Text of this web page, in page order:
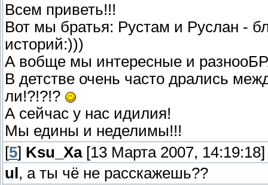
Всем приветь!!!
Вот мы братья: Рустам и Руслан -
историй:)))
А вобще мы интересные и
В детстве очень часто дрались
ли!?!?!?
А сейчас у нас идилия!
Мы едины и неделимы!!!
[5] Ksu_Xa[13 Марта 2007, 14:19:18]
ul , а ты чё не расскажешь??